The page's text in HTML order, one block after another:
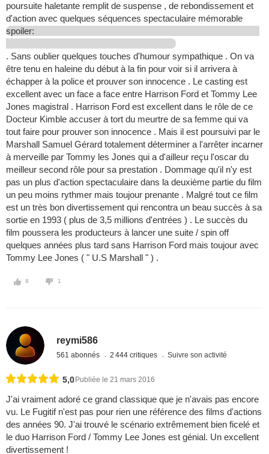
poursuite haletante remplit de suspense , de rebondissement et
d'action avec quelques séquences spectaculaire mémorable
spoiler:
. Sans oublier quelques touches d'humour sympathique . On va
être tenu en haleine du début à la fin pour voir si il arrivera à
échapper à la police et prouver son innocence . Le casting est
excellent avec un face a face entre Harrison Ford et Tommy Lee
Jones magistral . Harrison Ford est excellent dans le rôle de ce
Docteur Kimble accuser à tort du meurtre de sa femme qui va
tout faire pour prouver son innocence . Mais il est poursuivi par le
Marshall Samuel Gérard totalement déterminer a l'arrêter incarner
à merveille par Tommy les Jones qui a d'ailleur reçu l'oscar du
meilleur second rôle pour sa prestation . Dommage qu'il n'y est
pas un plus d'action spectaculaire dans la deuxième partie du film
un peu moins rythmer mais toujour prenante . Malgré tout ce film
est un très bon divertissement qui rencontra un beau succès à sa
sortie en 1993 ( plus de 3,5 millions d'entrées ) . Le succès du
film poussera les producteurs à lancer une suite / spin off
quelques années plus tard sans Harrison Ford mais toujour avec
Tommy Lee Jones ( " U.S Marshall " ) .
8 1
reymi586
561 abonnés 2 444 critiques Suivre son activité
5,0 Publiée le 21 mars 2016
J'ai vraiment adoré ce grand classique que je n'avais pas encore
vu. Le Fugitif n'est pas pour rien une référence des films d'actions
des années 90. J'ai trouvé le scénario extrêmement bien ficelé et
le duo Harrison Ford / Tommy Lee Jones est génial. Un excellent
divertissement !